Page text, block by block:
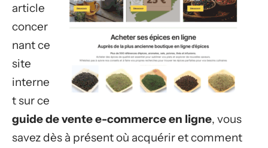
article
concer
nant ce
site
interne
t sur ce
guide de vente e-commerce en ligne, vous
savez dès à présent où acquérir et comment